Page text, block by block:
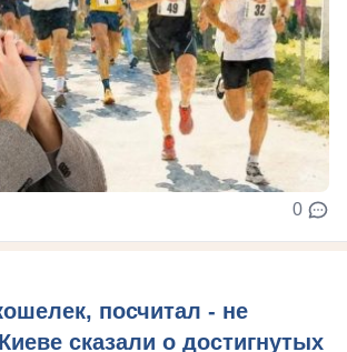
0
посчитал - не
сказали о достигнутых